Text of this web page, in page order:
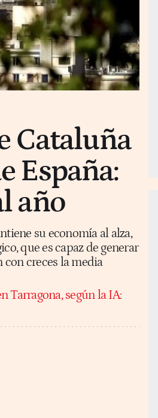
Cataluña
España:
año
su economía al alza,
que es capaz de generar
creces la media
Tarragona, según la IA: